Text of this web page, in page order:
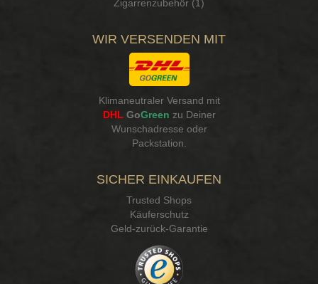
Zigarrenzubehör (1)
WIR VERSENDEN MIT
Klimaneutraler Versand mit
DHL GoGreen zu Deiner
Wunschadresse oder
Packstation
SICHER EINKAUFEN
Trusted Shops
Käuferschutz
Geld-zurück-Garantie